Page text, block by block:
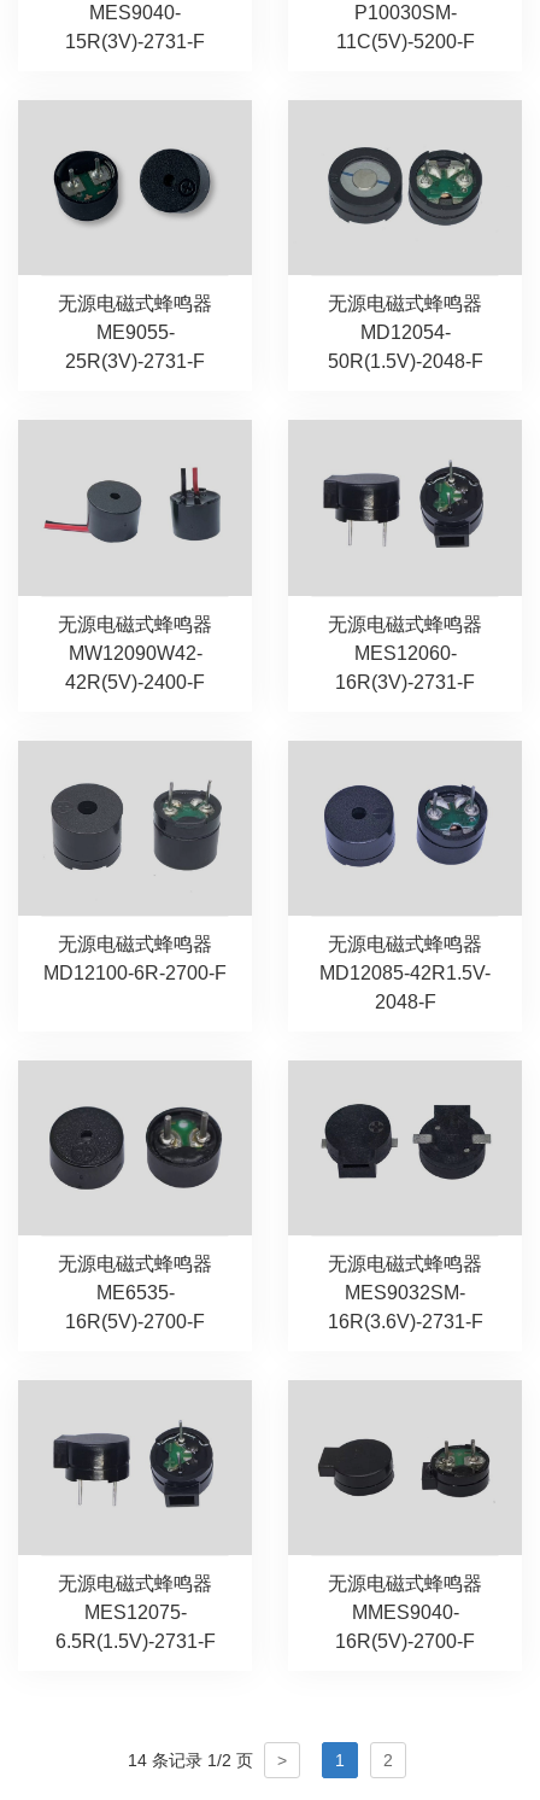
MES9040-
15R(3V)-2731-F
P10030SM-
11C(5V)-5200-F
无源电磁式蜂鸣器
ME9055-
25R(3V)-2731-F
无源电磁式蜂鸣器
MD12054-
50R(1.5V)-2048-F
无源电磁式蜂鸣器
MW12090W42-
42R(5V)-2400-F
无源电磁式蜂鸣器
MES12060-
16R(3V)-2731-F
无源电磁式蜂鸣器
MD12100-6R-2700-F
无源电磁式蜂鸣器
MD12085-42R1.5V-
2048-F
无源电磁式蜂鸣器
ME6535-
16R(5V)-2700-F
无源电磁式蜂鸣器
MES9032SM-
16R(3.6V)-2731-F
无源电磁式蜂鸣器
MES12075-
6.5R(1.5V)-2731-F
无源电磁式蜂鸣器
MMES9040-
16R(5V)-2700-F
14 条记录 1/2 页 > 1 2